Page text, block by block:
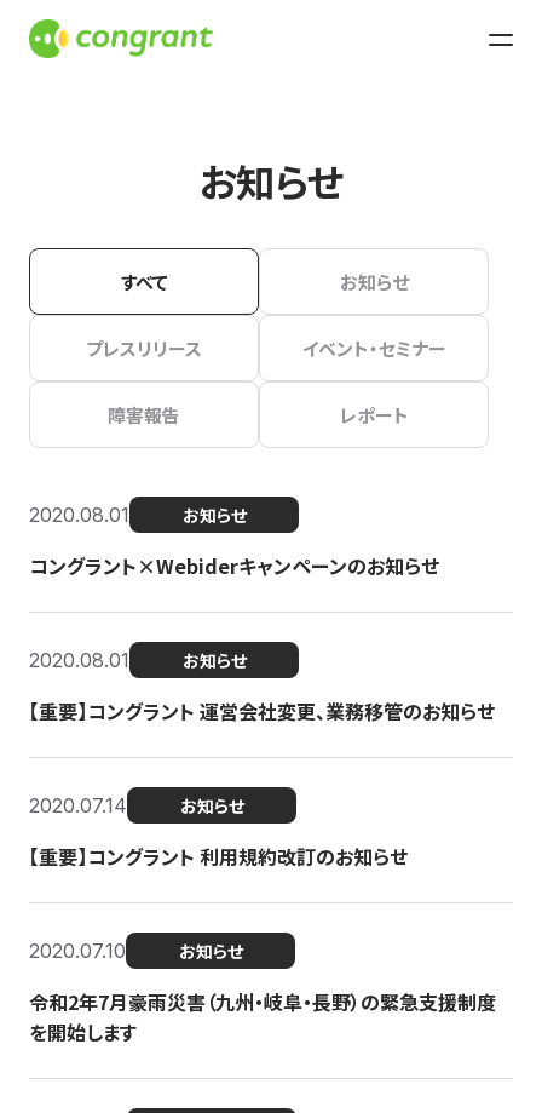
お知らせ
すべて お知らせ
プレスリリース イベント・セミナー
障害報告 レポート
2020.08.01 お知らせ
コングラント×Webiderキャンペーンのお知らせ
2020.08.01 お知らせ
【重要】コングラント 運営会社変更、業務移管のお知らせ
2020.07.14 お知らせ
【重要】コングラント 利用規約改訂のお知らせ
2020.07.10 お知らせ
令和2年7月豪雨災害（九州・岐阜・長野）の緊急支援制度
を開始します